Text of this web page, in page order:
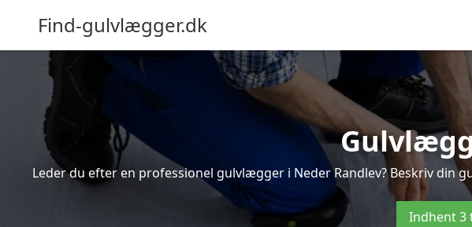
Find-gulvlægger.dk
Leder du efter en professionel gulvlægger i Neder Randlev? Beskriv din
Indhent 3